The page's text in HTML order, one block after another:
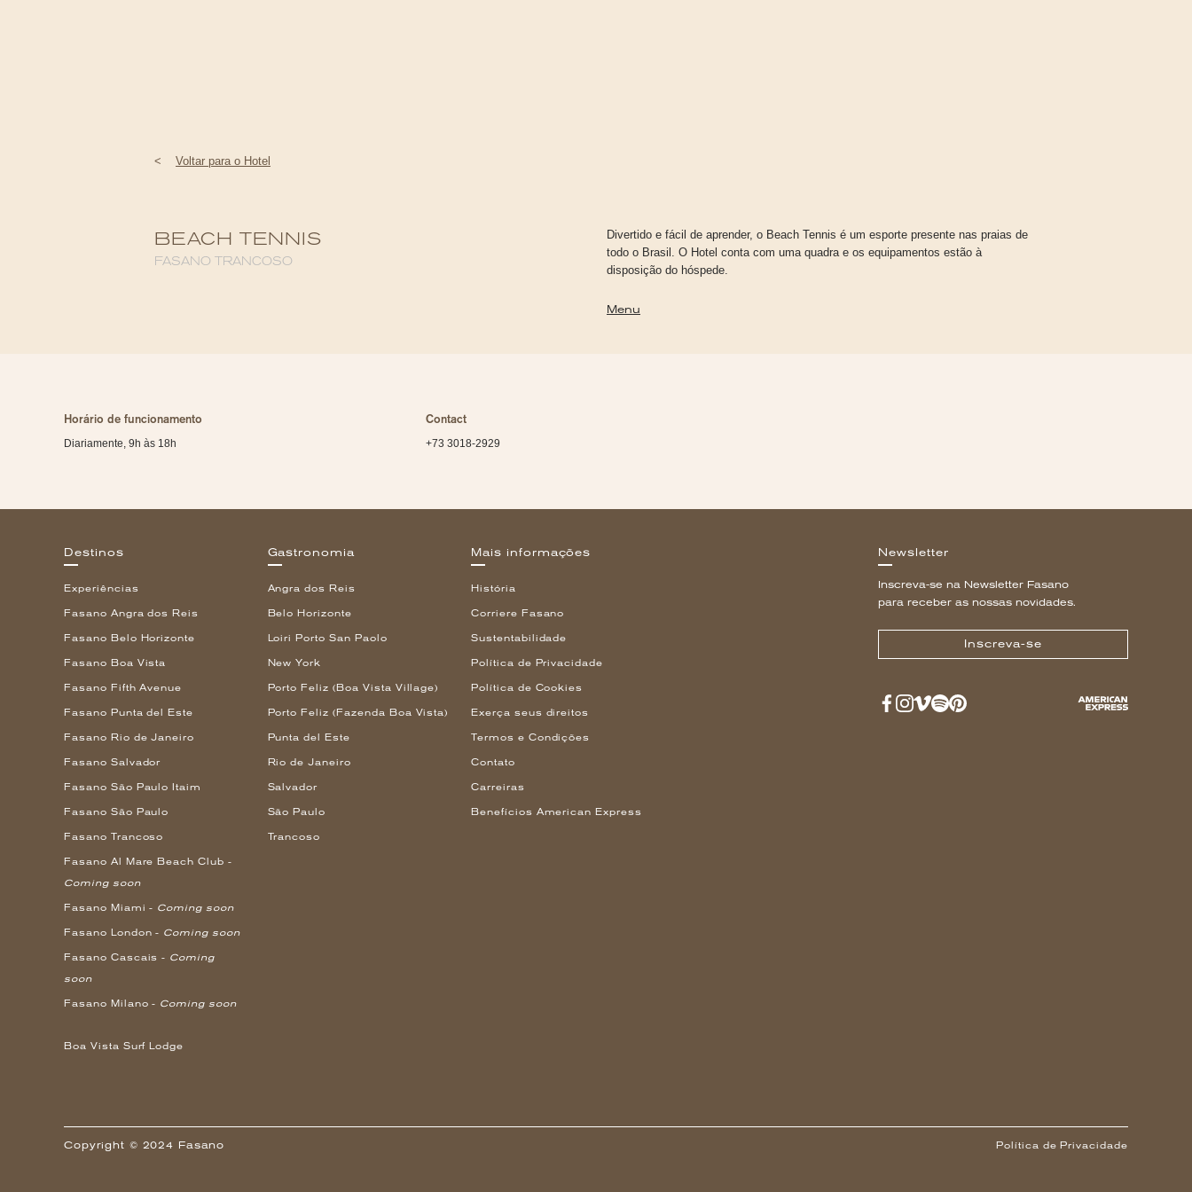
< Voltar para o Hotel
BEACH TENNIS
FASANO TRANCOSO
Divertido e fácil de aprender, o Beach Tennis é um esporte presente nas praias de
todo o Brasil. O Hotel conta com uma quadra e os equipamentos estão à
disposição do hóspede.
Menu
Horário de funcionamento
Diariamente, 9h às 18h
Contact
+73 3018-2929
Destinos
Experiências
Fasano Angra dos Reis
Fasano Belo Horizonte
Fasano Boa Vista
Fasano Fifth Avenue
Fasano Punta del Este
Fasano Rio de Janeiro
Fasano Salvador
Fasano São Paulo Itaim
Fasano São Paulo
Fasano Trancoso
Fasano Al Mare Beach Club -
Coming soon
Fasano Miami - Coming soon
Fasano London - Coming soon
Fasano Cascais - Coming
soon
Fasano Milano - Coming soon
Boa Vista Surf Lodge
Gastronomia
Angra dos Reis
Belo Horizonte
Loiri Porto San Paolo
New York
Porto Feliz (Boa Vista Village)
Porto Feliz (Fazenda Boa Vista)
Punta del Este
Rio de Janeiro
Salvador
São Paulo
Trancoso
Mais informações
História
Corriere Fasano
Sustentabilidade
Política de Privacidade
Política de Cookies
Exerça seus direitos
Termos e Condições
Contato
Carreiras
Benefícios American Express
Newsletter
Inscreva-se na Newsletter Fasano
para receber as nossas novidades.
Inscreva-se
Copyright © 2024 Fasano Política de Privacidade